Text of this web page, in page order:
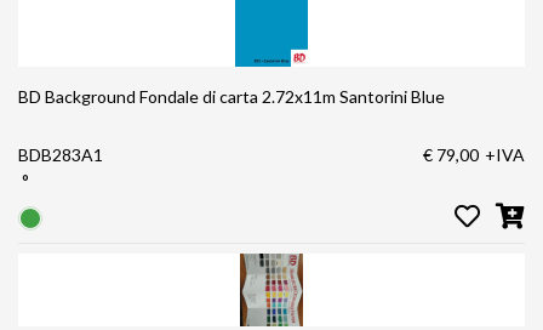
BD Background Fondale di carta 2.72x11m Santorini Blue
BDB283A1
°
€ 79,00 +IVA